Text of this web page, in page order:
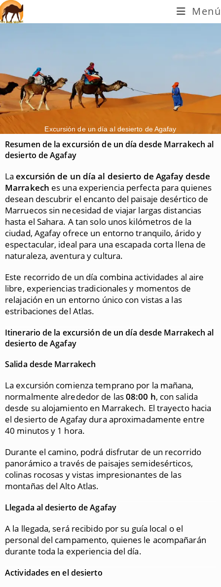
Menú
Excursión de un día al desierto de Agafay
Resumen de la excursión de un día desde Marrakech al
desierto de Agafay
Laexcursión de un día al desierto de Agafay desde
Marrakech es una experiencia perfecta para quienes
desean descubrir el encanto del paisaje desértico de
Marruecos sin necesidad de viajar largas distancias
hasta el Sahara. A tan solo unos kilómetros de la
ciudad, Agafay ofrece un entorno tranquilo, árido y
espectacular, ideal para una escapada corta llena de
naturaleza, aventura y cultura.
Este recorrido de un día combina actividades al aire
libre, experiencias tradicionales y momentos de
relajación en un entorno único con vistas a las
estribaciones del Atlas.
Itinerario de la excursión de un día desde Marrakech al
desierto de Agafay
Salida desde Marrakech
La excursión comienza temprano por la mañana,
normalmente alrededor de las08:00 h, con salida
desde su alojamiento en Marrakech. El trayecto hacia
el desierto de Agafay dura aproximadamente entre
40 minutos y 1 hora.
Durante el camino, podrá disfrutar de un recorrido
panorámico a través de paisajes semidesérticos,
colinas rocosas y vistas impresionantes de las
montañas del Alto Atlas.
Llegada al desierto de Agafay
A la llegada, será recibido por su guía local o el
personal del campamento, quienes le acompañarán
durante toda la experiencia del día.
Actividades en el desierto